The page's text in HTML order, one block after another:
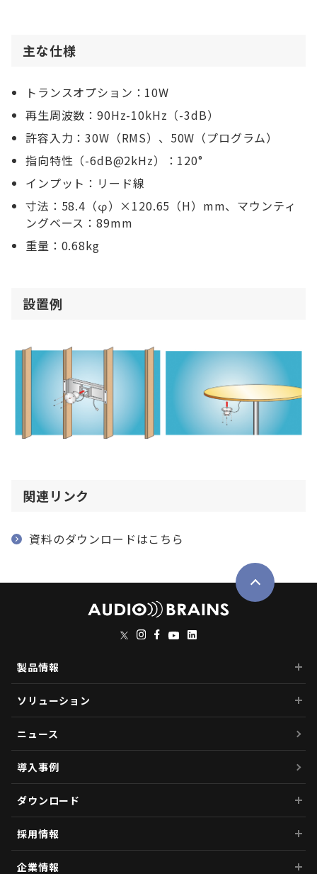
主な仕様
トランスオプション：10W
再生周波数：90Hz-10kHz（-3dB）
許容入力：30W（RMS）、50W（プログラム）
指向特性（-6dB@2kHz）：120°
インプット：リード線
寸法：58.4（φ）×120.65（H）mm、マウンティ
ングベース：89mm
重量：0.68kg
設置例
関連リンク
資料のダウンロードはこちら
製品情報
ソリューション
ニュース
導入事例
ダウンロード
採用情報
企業情報